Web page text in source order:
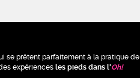
se prêtent parfaitement à la pratique de
expériences les pieds dans l'Oh!